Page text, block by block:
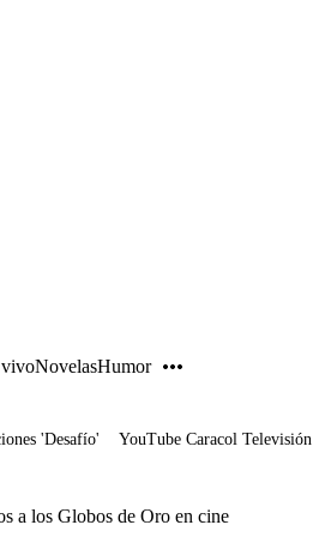
NovelasHumor
'Desafío' YouTube Caracol Televisión
a los Globos de Oro en cine